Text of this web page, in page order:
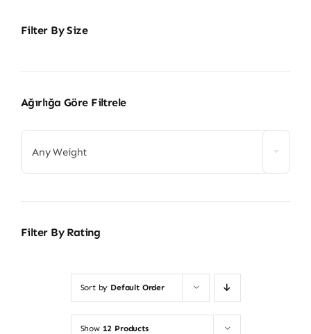
Filter By Size
Ağırlığa Göre Filtrele
Any Weight
Filter By Rating
Sort by Default Order
Show 12 Products